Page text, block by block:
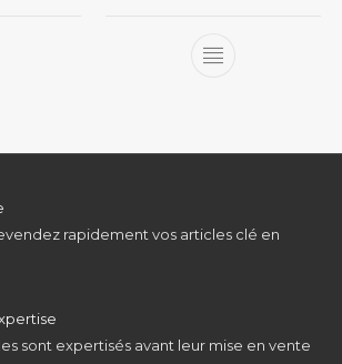
rapidement vos articles clé en
sont expertisés avant leur mise en vente